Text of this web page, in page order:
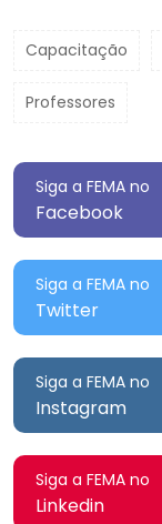
Capacitação
Professores
Siga a FEMA no
Facebook
Siga a FEMA no
Twitter
Siga a FEMA no
Instagram
Siga a FEMA no
Linkedin